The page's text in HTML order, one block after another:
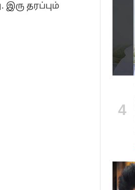
தரப்பும்